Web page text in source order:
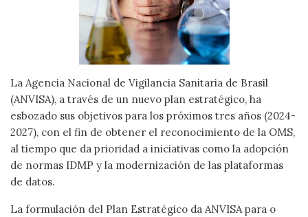
La Agencia Nacional de Vigilancia Sanitaria de Brasil
(ANVISA), a través de un nuevo plan estratégico, ha
esbozado sus objetivos para los próximos tres años (2024-
2027), con el fin de obtener el reconocimiento de la OMS,
al tiempo que da prioridad a iniciativas como la adopción
de normas IDMP y la modernización de las plataformas
de datos.
La formulación del Plan Estratégico da ANVISA para o